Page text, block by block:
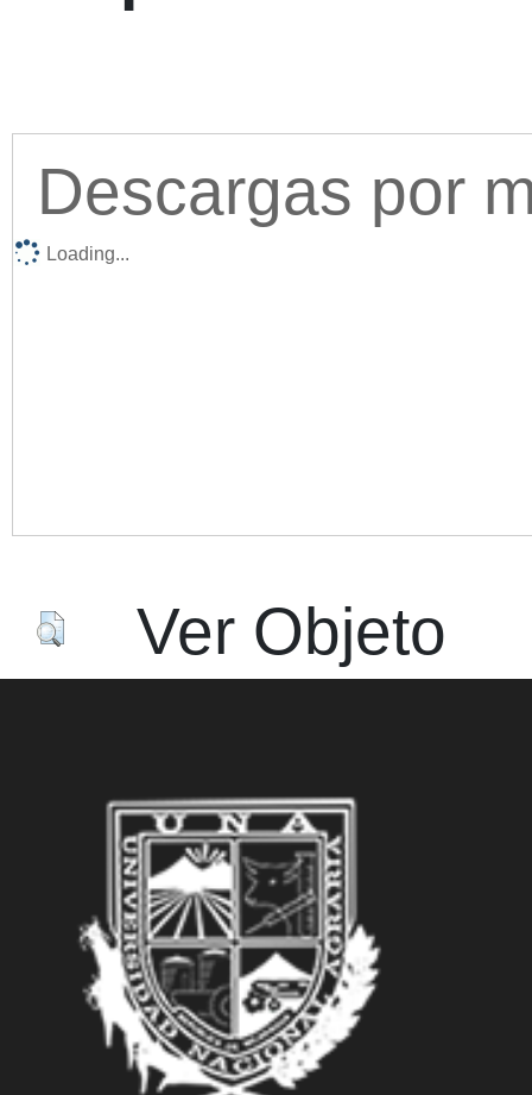
Descargas por
Loading...
Ver Objeto